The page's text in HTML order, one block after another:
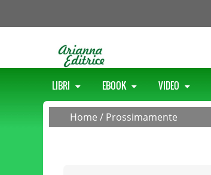
LIBRI EBOOK VIDEO
Home / Prossimamente